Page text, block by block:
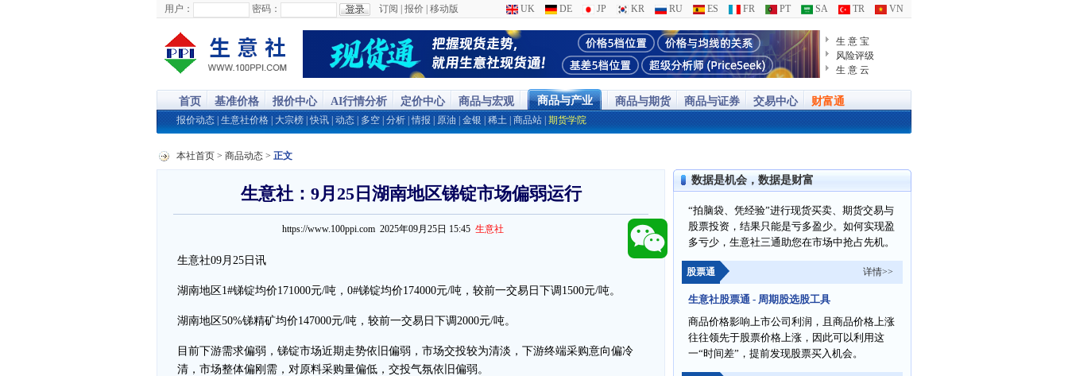
用户： 密码： 订阅 报价 移动版 UK DE JP KR RU ES FR PT SA TR VN
生 意 宝
风险评级
生 意 云
首页 基准价格 报价中心 AI行情分析 定价中心 商品与宏观 商品与产业 商品与期货 商品与证券 交易中心 财富通
报价动态 生意社价格 大宗榜 |快讯 动态 多空 分析 |情报 原油 金银 稀土 商品站 期货学院
本社首页 > 商品动态 > 正文
生意社：9月25日湖南地区锑锭市场偏弱运行
https://www.100ppi.com 2025年09月25日 15:45 生意社
生意社09月25日讯
湖南地区1#锑锭均价171000元/吨，0#锑锭均价174000元/吨，较前一交易日下调1500元/吨。
湖南地区50%锑精矿均价147000元/吨，较前一交易日下调2000元/吨。
目前下游需求偏弱，锑锭市场近期走势依旧偏弱，市场交投较为清淡，下游终端采购意向偏冷
清，市场整体偏刚需，对原料采购量偏低，交投气氛依旧偏弱。
数据是机会，数据是财富
“拍脑袋、凭经验”进行现货买卖、期货交易与
股票投资，结果只能是亏多盈少。如何实现盈
多亏少，生意社三通助您在市场中抢占先机。
股票通 详情>>
生意社股票通 - 周期股选股工具
商品价格影响上市公司利润，且商品价格上涨
往往领先于股票价格上涨，因此可以利用这
一“时间差”，提前发现股票买入机会。